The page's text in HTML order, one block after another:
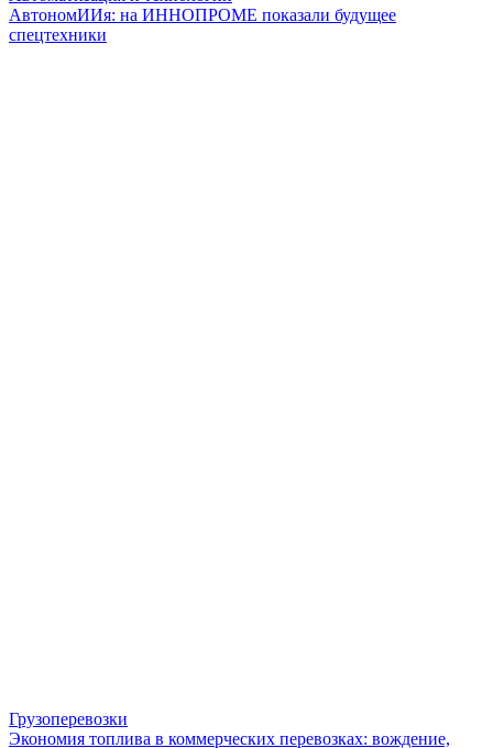
АвтономИИя: на ИННОПРОМЕ показали будущее
спецтехники
Грузоперевозки
Экономия топлива в коммерческих перевозках: вождение,